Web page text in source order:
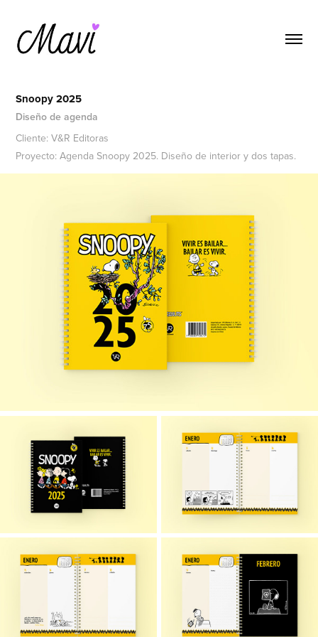
Snoopy 2025
Diseño de agenda
Cliente: V&R Editoras
Proyecto: Agenda Snoopy 2025. Diseño de interior y dos tapas.​​​​​​​